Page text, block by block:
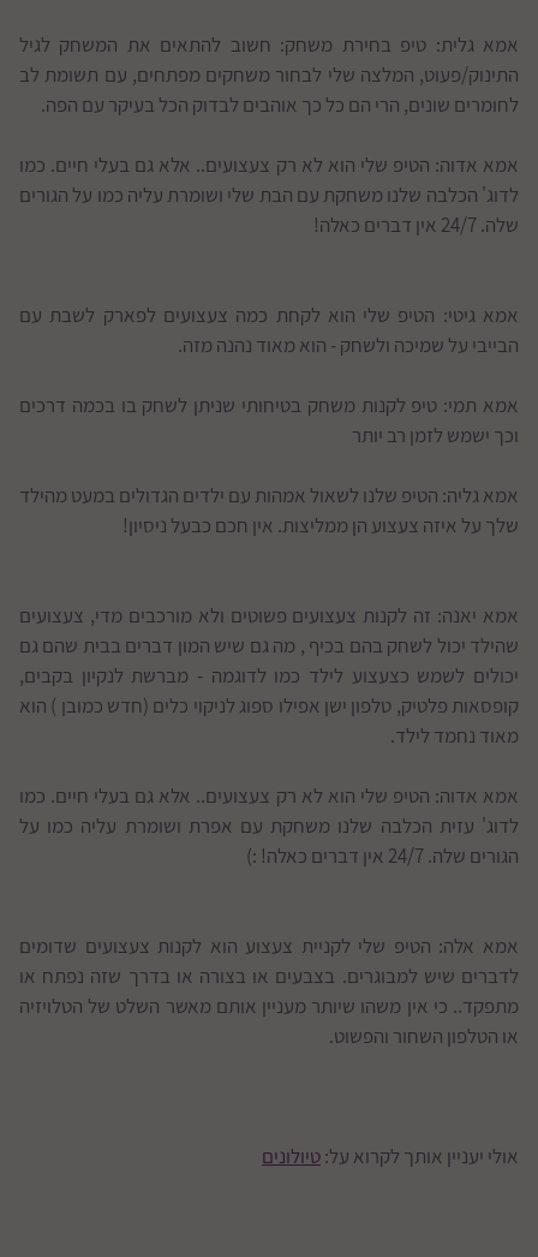
אמא גלית: טיפ בחירת משחק: חשוב להתאים את המשחק לגיל
התינוק/פעוט, המלצה שלי לבחור משחקים מפתחים, עם תשומת לב
לחומרים שונים, הרי הם כל כך אוהבים לבדוק הכל בעיקר עם הפה.
אמא אדוה: הטיפ שלי הוא לא רק צעצועים.. אלא גם בעלי חיים. כמו
לדוג' הכלבה שלנו משחקת עם הבת שלי ושומרת עליה כמו על הגורים
שלה. 24/7 אין דברים כאלה!
אמא גיטי: הטיפ שלי הוא לקחת כמה צעצועים לפארק לשבת עם
הבייבי על שמיכה ולשחק - הוא מאוד נהנה מזה.
אמא תמי: טיפ לקנות משחק בטיחותי שניתן לשחק בו בכמה דרכים
וכך ישמש לזמן רב יותר
אמא גליה: הטיפ שלנו לשאול אמהות עם ילדים הגדולים במעט מהילד
שלך על איזה צעצוע הן ממליצות. אין חכם כבעל ניסיון!
אמא יאנה: זה לקנות צעצועים פשוטים ולא מורכבים מדי, צעצועים
שהילד יכול לשחק בהם בכיף , מה גם שיש המון דברים בבית שהם גם
יכולים לשמש כצעצוע לילד כמו לדוגמה - מברשת לנקיון בקבים,
קופסאות פלטיק, טלפון ישן אפילו ספוג לניקוי כלים (חדש כמובן ) הוא
מאוד נחמד לילד.
אמא אדוה: הטיפ שלי הוא לא רק צעצועים.. אלא גם בעלי חיים. כמו
לדוג' עזית הכלבה שלנו משחקת עם אפרת ושומרת עליה כמו על
הגורים שלה. 24/7 אין דברים כאלה! :)
אמא אלה: הטיפ שלי לקניית צעצוע הוא לקנות צעצועים שדומים
לדברים שיש למבוגרים. בצבעים או בצורה או בדרך שזה נפתח או
מתפקד.. כי אין משהו שיותר מעניין אותם מאשר השלט של הטלויזיה
או הטלפון השחור והפשוט.
אולי יעניין אותך לקרוא על:טיולונים